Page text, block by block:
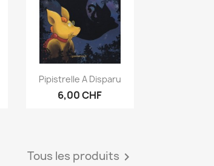
Aperçu rapide
Pipistrelle A Disparu
6,00 CHF
Tous les produits 